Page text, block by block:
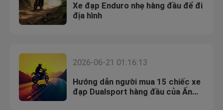
Xe đạp Enduro nhẹ hàng đầu để đi
địa hình
2026-06-21 01:16:13
Hướng dẫn người mua 15 chiếc xe
đạp Dualsport hàng đầu của Ấn